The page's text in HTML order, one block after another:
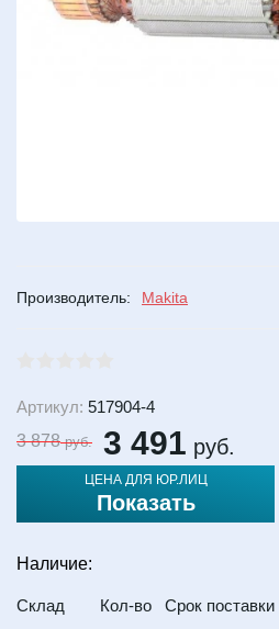
Артикул: 517904-4
3 878руб. 3 491 руб.
ЦЕНА ДЛЯ ЮР.ЛИЦ
Показать
Наличие:
Склад Кол-во
Срок поставки
Производитель: Makita